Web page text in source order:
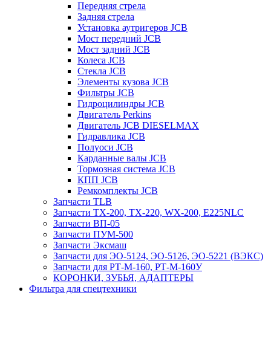
Передняя стрела
Задняя стрела
Установка аутригеров JCB
Мост передний JCB
Мост задний JCB
Колеса JCB
Стекла JCB
Элементы кузова JCB
Фильтры JCB
Гидроцилиндры JCB
Двигатель Perkins
Двигатель JCB DIESELMAX
Гидравлика JCB
Полуоси JCB
Карданные валы JCB
Тормозная система JCB
КПП JCB
Ремкомплекты JCB
Запчасти TLB
Запчасти TX-200, TX-220, WX-200, E225NLC
Запчасти ВП-05
Запчасти ПУМ-500
Запчасти Эксмаш
Запчасти для ЭО-5124, ЭО-5126, ЭО-5221 (ВЭКС)
Запчасти для РТ-М-160, РТ-М-160У
КОРОНКИ, ЗУБЬЯ, АДАПТЕРЫ
Фильтра для спецтехники